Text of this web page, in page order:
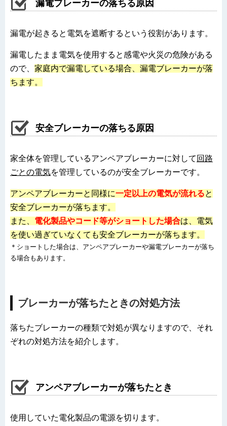
漏電ブレーカーの落ちる原因
漏電が起きると電気を遮断するという役割があります。
漏電したまま電気を使用すると感電や火災の危険がある
ので、 家庭内で漏電している場合、漏電ブレーカーが落
ちます。
安全ブレーカーの落ちる原因
家全体を管理しているアンペアブレーカーに対して 回路
ごとの電気を管理しているのが安全ブレーカーです。
アンペアブレーカーと同様に一定以上の電気が流れると
安全ブレーカーが落ちます。
また、 電化製品やコード等がショートした場合は、電気
を使い過ぎていなくても安全ブレーカーが落ちます。
＊ショートした場合は、アンペアブレーカーや漏電ブレーカーが落ち
る場合もあります。
ブレーカーが落ちたときの対処方法
落ちたブレーカーの種類で対処が異なりますので、それ
ぞれの対処方法を紹介します。
アンペアブレーカーが落ちたとき
使用していた電化製品の電源を切ります。